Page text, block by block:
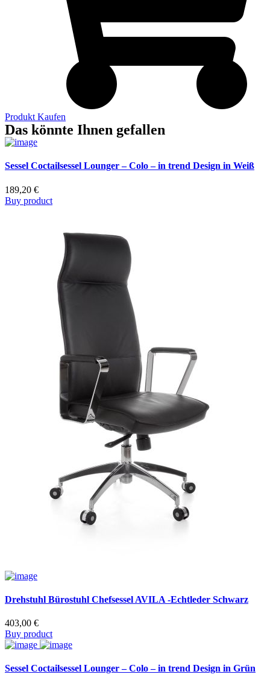
Produkt Kaufen
Das könnte Ihnen gefallen
Sessel Coctailsessel Lounger – Colo – in trend Design in Weiß
189,20 €
Buy product
Drehstuhl Bürostuhl Chefsessel AVILA -Echtleder Schwarz
403,00 €
Buy product
Sessel Coctailsessel Lounger – Colo – in trend Design in Grün